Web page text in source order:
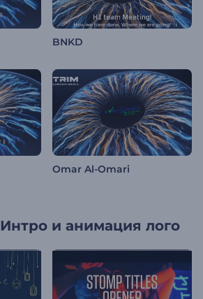
BNKD
Omar Al-Omari
Интро и анимация лого